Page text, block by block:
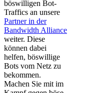
böswilligen Bot-
Traffics an unsere
Partner in der
Bandwidth Alliance
weiter. Diese
können dabei
helfen, böswillige
Bots vom Netz zu
bekommen.
Machen Sie mit im